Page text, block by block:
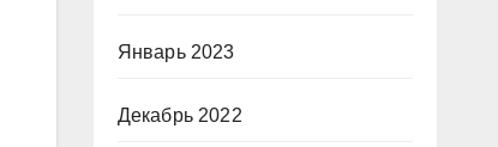
Январь 2023
Декабрь 2022